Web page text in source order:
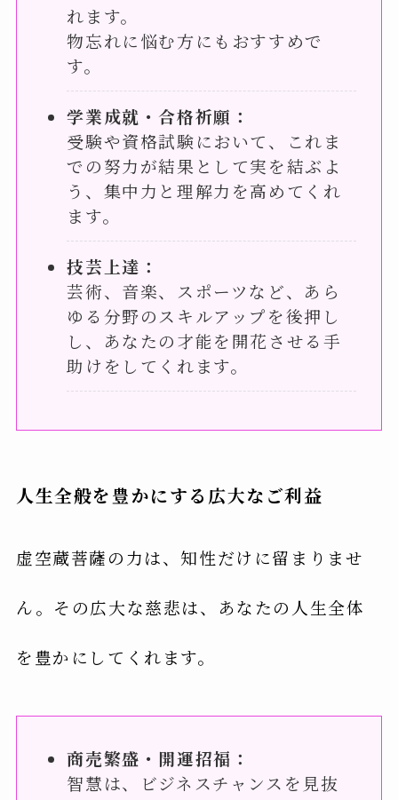
れます。
物忘れに悩む方にもおすすめで
す。
学業成就・合格祈願：
受験や資格試験において、これま
での努力が結果として実を結ぶよ
う、集中力と理解力を高めてくれ
ます。
技芸上達：
芸術、音楽、スポーツなど、あら
ゆる分野のスキルアップを後押し
し、あなたの才能を開花させる手
助けをしてくれます。
人生全般を豊かにする広大なご利益
虚空蔵菩薩の力は、知性だけに留まりませ
ん。その広大な慈悲は、あなたの人生全体
を豊かにしてくれます。
商売繁盛・開運招福：
智慧は、ビジネスチャンスを見抜